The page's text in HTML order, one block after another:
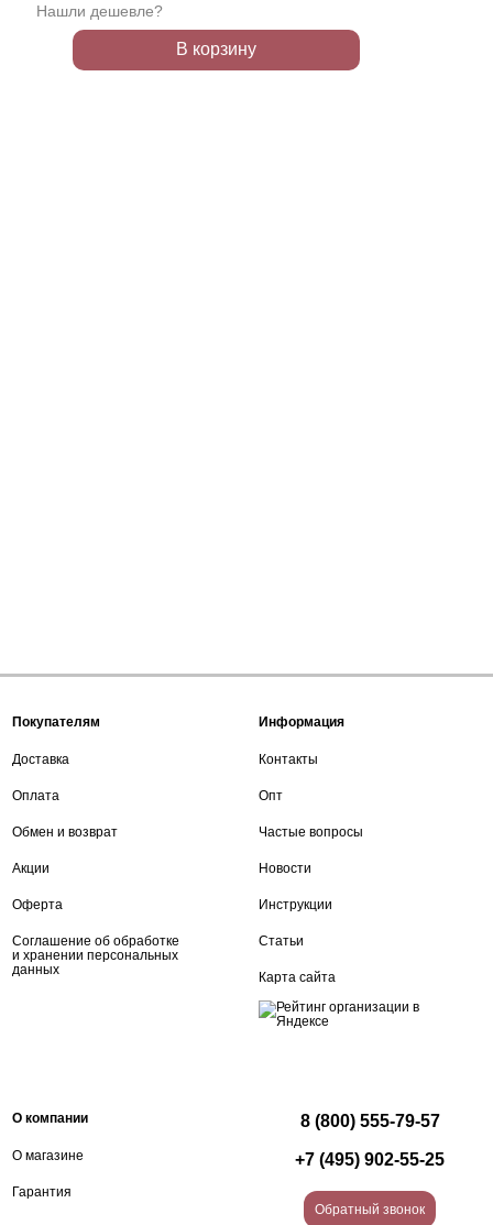
Нашли дешевле?
В корзину
Покупателям
Доставка
Оплата
Обмен и возврат
Акции
Оферта
Соглашение об обработке
и хранении персональных
данных
Информация
Контакты
Опт
Частые вопросы
Новости
Инструкции
Статьи
Карта сайта
О компании
О магазине
Гарантия
8 (800) 555-79-57
+7 (495) 902-55-25
Обратный звонок